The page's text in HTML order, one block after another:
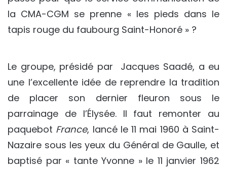
la CMA-CGM se prenne « les pieds dans le
tapis rouge du faubourg Saint-Honoré » ?
Le groupe, présidé par Jacques Saadé, a eu
une l’excellente idée de reprendre la tradition
de placer son dernier fleuron sous le
parrainage de l’Élysée. Il faut remonter au
paquebot France, lancé le 11 mai 1960 à Saint-
Nazaire sous les yeux du Général de Gaulle, et
baptisé par « tante Yvonne » le 11 janvier 1962